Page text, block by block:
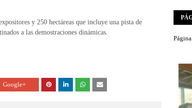
y 250 hectáreas que incluye una pista de
a las demostraciones dinámicas.
Google+